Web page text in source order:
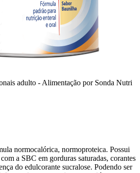
adulto - Alimentação por Sonda Nutri
normocalórica, normoproteica. Possui
a SBC em gorduras saturadas, corantes
do edulcorante sucralose. Podendo ser